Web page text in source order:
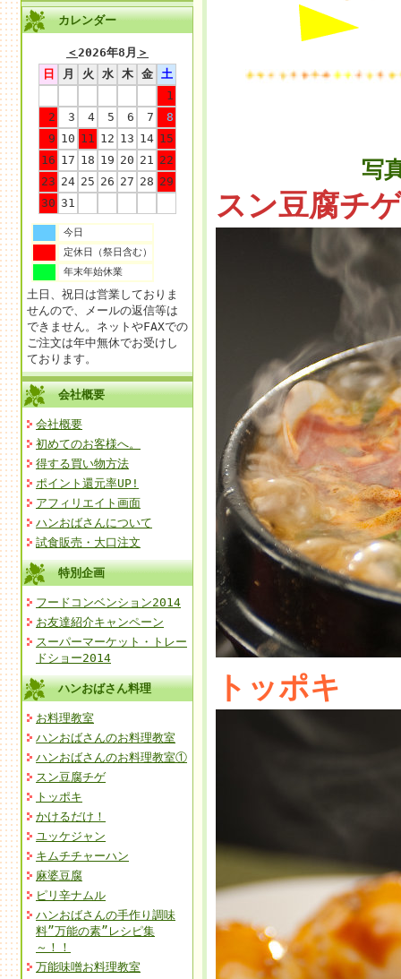
カレンダー
＜2026年8月 ＞
日
月 火 水 木 金
土
1
2
3 4 5 6 7
8
9 10 11 12 13 14 15
16 17 18 19 20 21 22
23 24 25 26 27 28 29
30 31
今日
定休日（祭日含む）
年末年始休業
土日、祝日は営業しておりま
せんので、メールの返信等は
できません。ネットやFAXでの
ご注文は年中無休でお受けし
ております。
会社概要
会社概要
初めてのお客様へ。
得する買い物方法
ポイント還元率UP!
アフィリエイト画面
ハンおばさんについて
試食販売・大口注文
特別企画
フードコンベンション2014
お友達紹介キャンペーン
スーパーマーケット・トレー
ドショー2014
ハンおばさん料理
お料理教室
ハンおばさんのお料理教室
ハンおばさんのお料理教室①
スン豆腐チゲ
トッポキ
かけるだけ！
ユッケジャン
キムチチャーハン
麻婆豆腐
ピリ辛ナムル
ハンおばさんの手作り調味
料”万能の素”レシピ集
～！！
万能味噌お料理教室
写
スン豆腐チゲ
トッポキ